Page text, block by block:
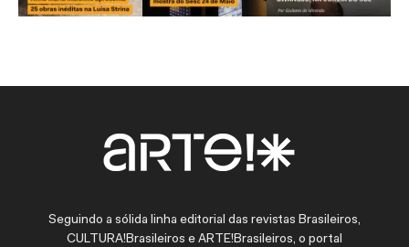
Seguindo a sólida linha editorial das revistas Brasileiros,
CULTURA!Brasileiros e ARTE!Brasileiros, o portal